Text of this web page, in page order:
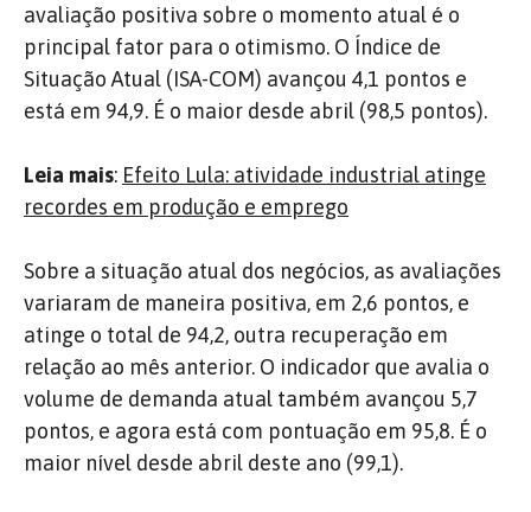
avaliação positiva sobre o momento atual é o
principal fator para o otimismo. O Índice de
Situação Atual (ISA-COM) avançou 4,1 pontos e
está em 94,9. É o maior desde abril (98,5 pontos).
Leia mais: Efeito Lula: atividade industrial atinge
recordes em produção e emprego
Sobre a situação atual dos negócios, as avaliações
variaram de maneira positiva, em 2,6 pontos, e
atinge o total de 94,2, outra recuperação em
relação ao mês anterior. O indicador que avalia o
volume de demanda atual também avançou 5,7
pontos, e agora está com pontuação em 95,8. É o
maior nível desde abril deste ano (99,1).